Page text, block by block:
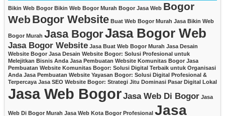
Bikin Web Bogor Bikin Web Bogor Murah Bogor Jasa Web Bogor
Web Bogor Website Buat Web Bogor Murah Jasa Bikin Web
Bogor Murah Jasa BogorJasa Bogor Web
Jasa Bogor Website Jasa Buat Web Bogor Murah Jasa Desain
Website Bogor Jasa Desain Website Bogor: Solusi Profesional untuk
Melejitkan Bisnis Anda Jasa Pembuatan Website Komunitas Bogor Jasa
Pembuatan Website Komunitas Bogor: Solusi Digital Terbaik untuk Organisasi
Anda Jasa Pembuatan Website Yayasan Bogor: Solusi Digital Profesional &
Terpercaya Jasa SEO Website Bogor: Strategi Jitu Dominasi Pasar Digital Lokal
Jasa Web BogorJasa Web Di Bogor Jasa
Web Di Bogor Murah Jasa Web Kota Bogor Profesional Jasa